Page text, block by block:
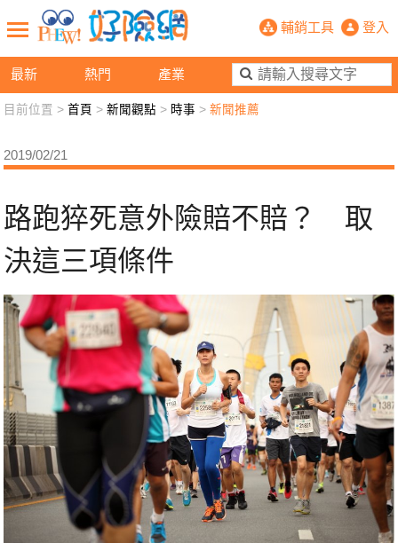
最新 熱門 產業
路跑猝死意外險賠不賠？ 取決這
輔銷工具 登入
新聞觀點 業務交流 好險懂生活
退休先準備 好險學堂 輔銷工具 活動專區
目前位置 >首頁 >新聞觀點 > 時事 >新聞推薦
2019/02/21
路跑猝死意外險賠不賠？ 取
決這三項條件